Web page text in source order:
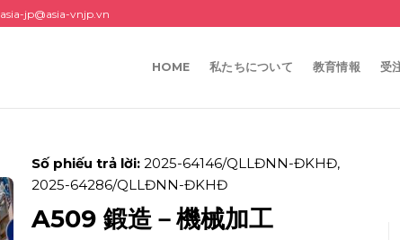
asia-jp@asia-vnjp.vn
HOME 私たちについて 教育情報 受
Số phiếu trả lời: 2025-64146/QLLĐNN-ĐKHĐ,
2025-64286/QLLĐNN-ĐKHĐ
A509 鍛造－機械加工